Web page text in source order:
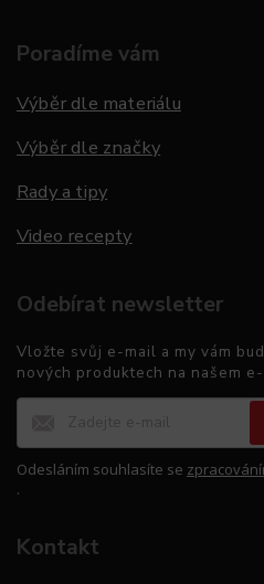
Poradíme vám
Výběr dle materiálu
Výběr dle značky
Rady a tipy
Video recepty
Odebírat newsletter
Vložte svůj e-mail a my vám
nových produktech na našem
Odesláním souhlasíte se
.
Kontakt